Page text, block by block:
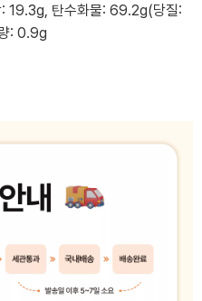
19.3g, 탄수화물: 69.2g(당질:
: 0.9g